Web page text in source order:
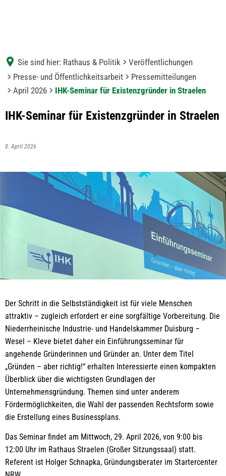
Sie sind hier: Rathaus & Politik
Veröffentlichungen
Presse- und Öffentlichkeitsarbeit
Pressemitteilungen
April 2026
IHK-Seminar für Existenzgründer in Straelen
IHK-Seminar für Existenzgründer in Straelen
8. April 2026
Der Schritt in die Selbstständigkeit ist für viele Menschen
attraktiv – zugleich erfordert er eine sorgfältige Vorbereitung. Die
Niederrheinische Industrie- und Handelskammer Duisburg –
Wesel – Kleve bietet daher ein Einführungsseminar für
angehende Gründerinnen und Gründer an. Unter dem Titel
„Gründen – aber richtig!“ erhalten Interessierte einen kompakten
Überblick über die wichtigsten Grundlagen der
Unternehmensgründung. Themen sind unter anderem
Fördermöglichkeiten, die Wahl der passenden Rechtsform sowie
die Erstellung eines Businessplans.
Das Seminar findet am Mittwoch, 29. April 2026, von 9:00 bis
12:00 Uhr im Rathaus Straelen (Großer Sitzungssaal) statt.
Referent ist Holger Schnapka, Gründungsberater im Startercenter